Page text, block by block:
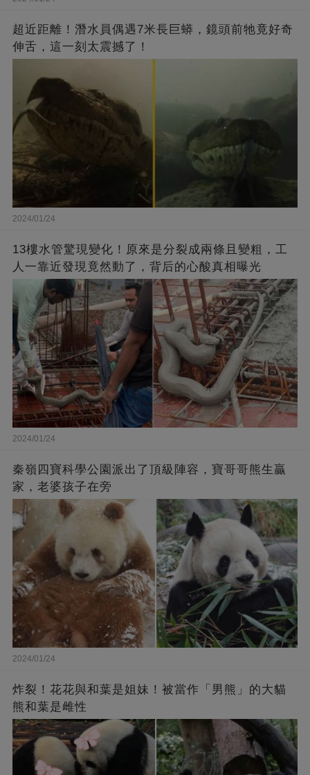
超近距離！潛水員偶遇7米長巨蟒，鏡頭前牠竟好奇
伸舌，這一刻太震撼了！
2024/01/24
13樓水管驚現變化！原來是分裂成兩條且變粗，工
人一靠近發現竟然動了，背后的心酸真相曝光
2024/01/24
秦嶺四寶科學公園派出了頂級陣容，寶哥哥熊生贏
家，老婆孩子在旁
2024/01/24
炸裂！花花與和葉是姐妹！被當作「男熊」的大貓
熊和葉是雌性